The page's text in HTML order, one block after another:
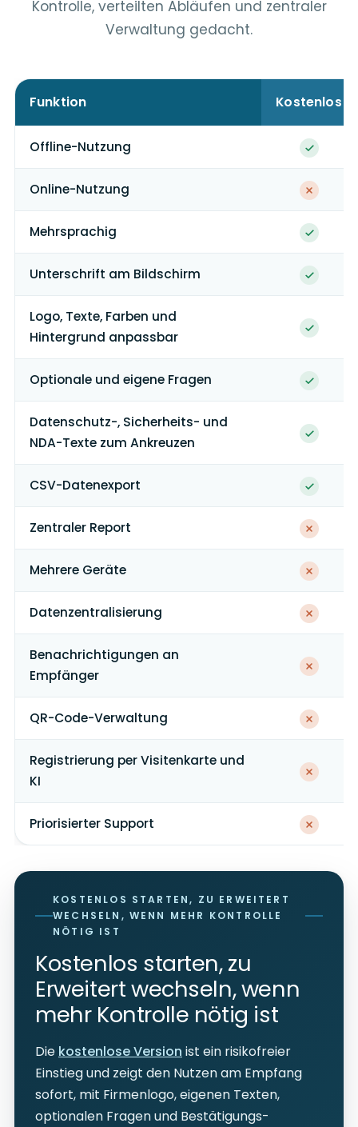
Kontrolle, verteilten Abläufen und zentraler
Verwaltung gedacht.
Funktion Kostenlos
Offline-Nutzung
Online-Nutzung
Mehrsprachig
Unterschrift am Bildschirm
Logo, Texte, Farben und
Hintergrund anpassbar
Optionale und eigene Fragen
Datenschutz-, Sicherheits- und
NDA-Texte zum Ankreuzen
CSV-Datenexport
Zentraler Report
Mehrere Geräte
Datenzentralisierung
Benachrichtigungen an
Empfänger
QR-Code-Verwaltung
Registrierung per Visitenkarte und
KI
Priorisierter Support
KOSTENLOS STARTEN, ZU ERWEITERT
WECHSELN, WENN MEHR KONTROLLE
NÖTIG IST
Kostenlos starten, zu
Erweitert wechseln, wenn
mehr Kontrolle nötig ist
Die kostenlose Version ist ein risikofreier
Einstieg und zeigt den Nutzen am Empfang
sofort, mit Firmenlogo, eigenen Texten,
optionalen Fragen und Bestätigungs-